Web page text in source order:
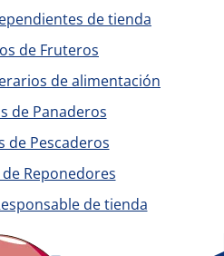
de tienda
de Fruteros
de alimentación
de Panaderos
de Pescaderos
Reponedores
de tienda